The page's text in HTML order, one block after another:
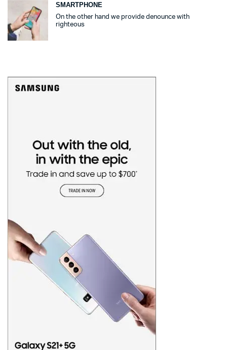
SMARTPHONE
On the other hand we provide denounce with
righteous